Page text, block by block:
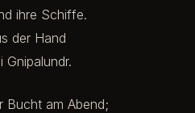
ihre Schiffe.
der Hand
Bucht am Abend;